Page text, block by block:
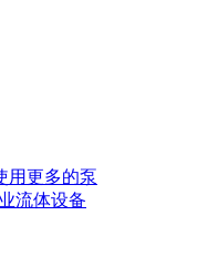
用更多的泵
流体设备